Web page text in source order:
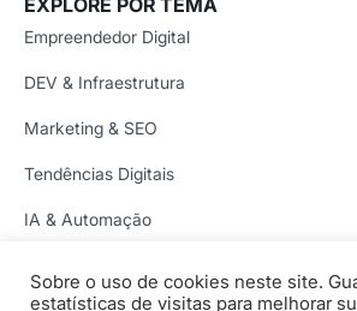
EXPLORE POR TEMA
Empreendedor Digital
DEV & Infraestrutura
Marketing & SEO
Tendências Digitais
IA & Automação
Copyright © 1997-2026 Locaweb Serviços de
Sobre o uso de cookies neste site.
estatísticas de visitas para melhorar